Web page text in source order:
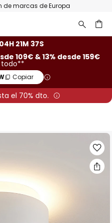
de marcas de Europa
21M 36S
109€ & 13% desde 159€
Copiar
el 70% dto.